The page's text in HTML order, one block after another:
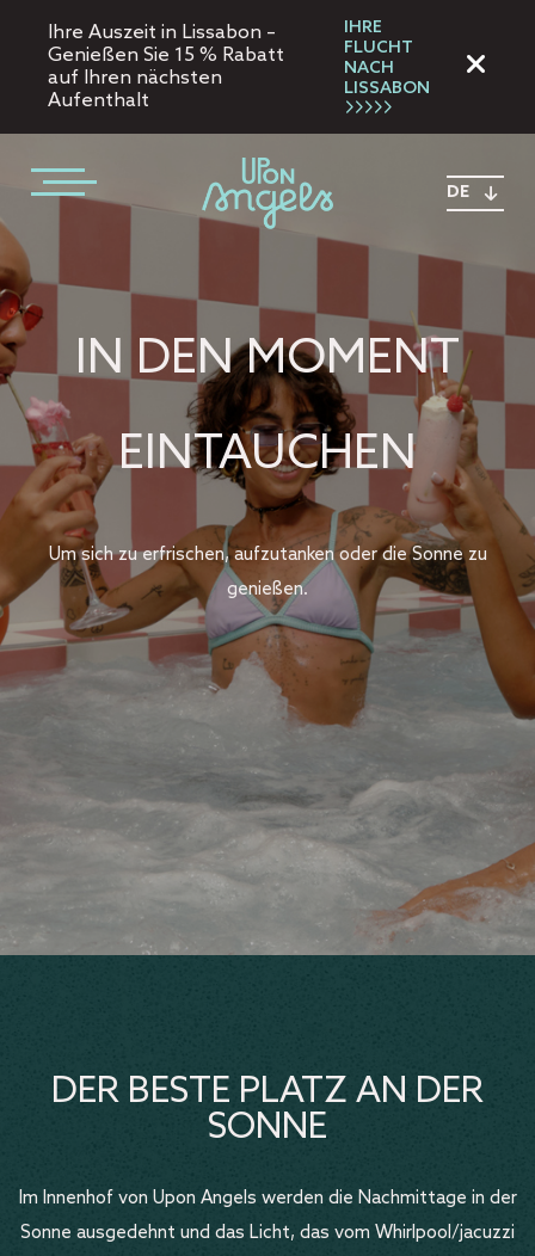
Ihre Auszeit in Lissabon –
Genießen Sie 15 % Rabatt
auf Ihren nächsten
Aufenthalt
IHRE
FLUCHT
NACH
LISSABON
DE
IN DEN MOMENT
EINTAUCHEN
Um sich zu erfrischen, aufzutanken oder die Sonne zu
genießen.
DER BESTE PLATZ AN DER
SONNE
Im Innenhof von Upon Angels werden die Nachmittage in der
Sonne ausgedehnt und das Licht, das vom Whirlpool/jacuzzi